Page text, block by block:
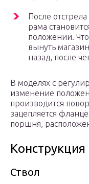
После
рама
положении.
вынуть
назад, после
В моделях с
изменение
производится
зацепляется
поршня,
Ствол